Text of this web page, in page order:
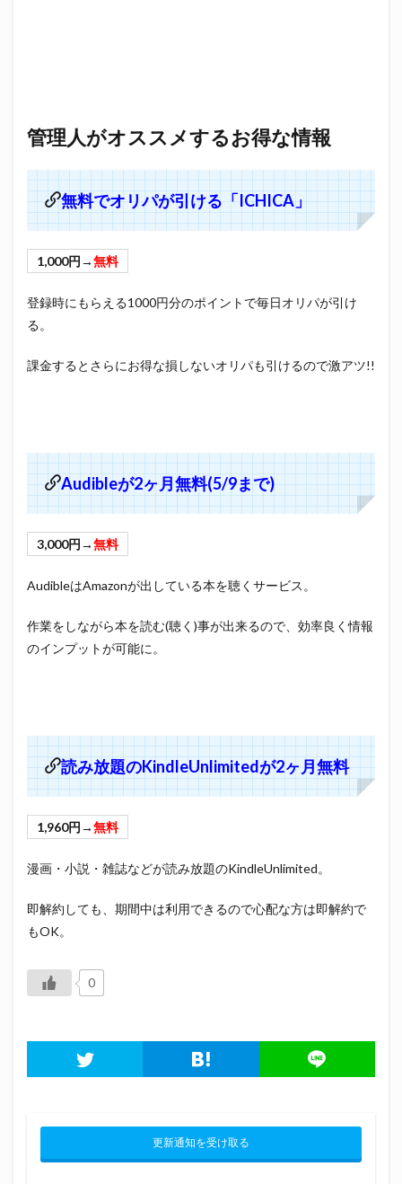
管理人がオススメするお得な情報
無料でオリパが引ける「ICHICA」
1,000円→無料
登録時にもらえる1000円分のポイントで毎日オリパが引け
る。
課金するとさらにお得な損しないオリパも引けるので激アツ!!
Audibleが2ヶ月無料(5/9まで)
3,000円→無料
AudibleはAmazonが出している本を聴くサービス。
作業をしながら本を読む(聴く)事が出来るので、効率良く情報
のインプットが可能に。
読み放題のKindleUnlimitedが2ヶ月無料
1,960円→無料
漫画・小説・雑誌などが読み放題のKindleUnlimited。
即解約しても、期間中は利用できるので心配な方は即解約で
もOK。
0
更新通知を受け取る